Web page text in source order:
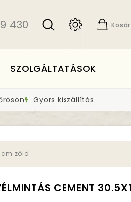
Kosár
430
SZOLGÁLTATÁSOK
Gyors kiszállítás
zöld
CEMENT